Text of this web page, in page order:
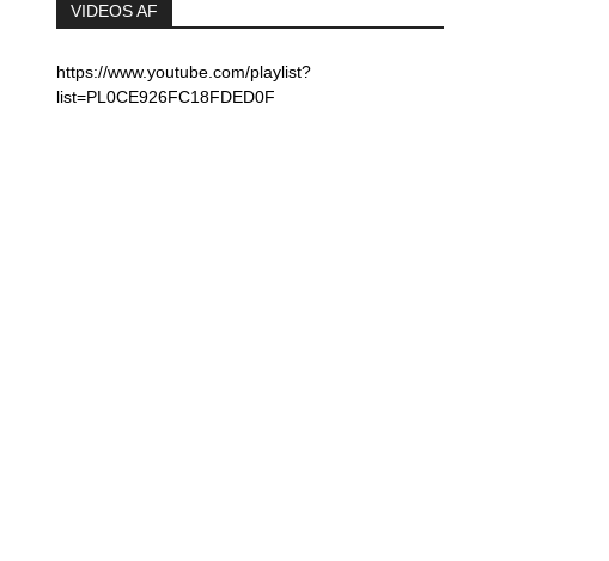
VIDEOS AF
https://www.youtube.com/playlist?
list=PL0CE926FC18FDED0F